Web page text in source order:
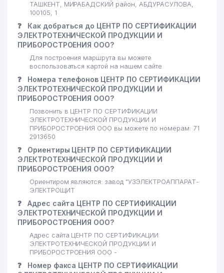
ТАШКЕНТ, МИРАБАДСКИЙ район, АБДУРАСУЛОВА,
100105, 1
❓
Как добраться до ЦЕНТР ПО СЕРТИФИКАЦИИ
ЭЛЕКТРОТЕХНИЧЕСКОЙ ПРОДУКЦИИ И
ПРИБОРОСТРОЕНИЯ ООО?
Для построения маршрута вы можете
воспользоваться картой на нашем сайте
❓
Номера телефонов ЦЕНТР ПО СЕРТИФИКАЦИИ
ЭЛЕКТРОТЕХНИЧЕСКОЙ ПРОДУКЦИИ И
ПРИБОРОСТРОЕНИЯ ООО?
Позвонить в ЦЕНТР ПО СЕРТИФИКАЦИИ
ЭЛЕКТРОТЕХНИЧЕСКОЙ ПРОДУКЦИИ И
ПРИБОРОСТРОЕНИЯ ООО вы можете по номерам: 71
2913650
❓
Ориентиры ЦЕНТР ПО СЕРТИФИКАЦИИ
ЭЛЕКТРОТЕХНИЧЕСКОЙ ПРОДУКЦИИ И
ПРИБОРОСТРОЕНИЯ ООО?
Ориентиром являются: завод "УЗЭЛЕКТРОАППАРАТ-
ЭЛЕКТРОЩИТ
❓
Адрес сайта ЦЕНТР ПО СЕРТИФИКАЦИИ
ЭЛЕКТРОТЕХНИЧЕСКОЙ ПРОДУКЦИИ И
ПРИБОРОСТРОЕНИЯ ООО?
Адрес сайта ЦЕНТР ПО СЕРТИФИКАЦИИ
ЭЛЕКТРОТЕХНИЧЕСКОЙ ПРОДУКЦИИ И
ПРИБОРОСТРОЕНИЯ ООО -
❓
Номер факса ЦЕНТР ПО СЕРТИФИКАЦИИ